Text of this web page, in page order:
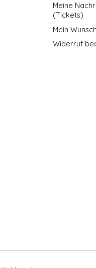
Meine
(Tickets)
Mein
Widerruf